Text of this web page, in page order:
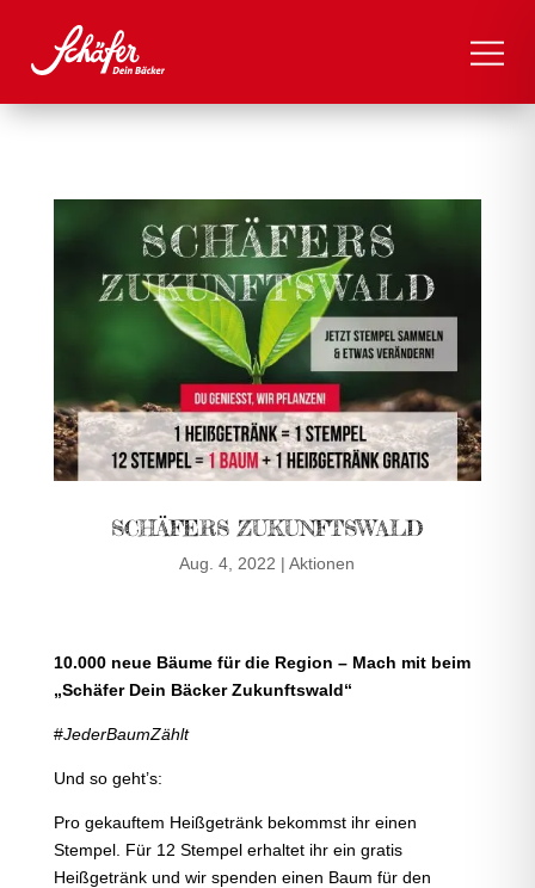
SCHÄFERS ZUKUNFTSWALD
Aug. 4, 2022 |Aktionen
10.000 neue Bäume für die Region – Mach mit beim
„Schäfer Dein Bäcker Zukunftswald“
#JederBaumZählt
Und so geht’s:
Pro gekauftem Heißgetränk bekommst ihr einen
Stempel. Für 12 Stempel erhaltet ihr ein gratis
Heißgetränk und wir spenden einen Baum für den